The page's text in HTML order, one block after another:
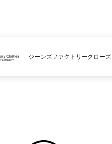
ジーンズファクトリークローズ